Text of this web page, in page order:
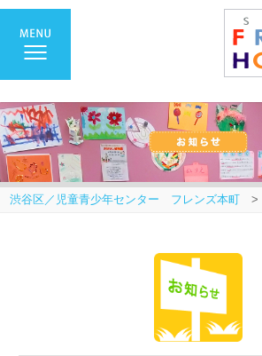
渋谷区／児童青少年センター フレンズ本町 >